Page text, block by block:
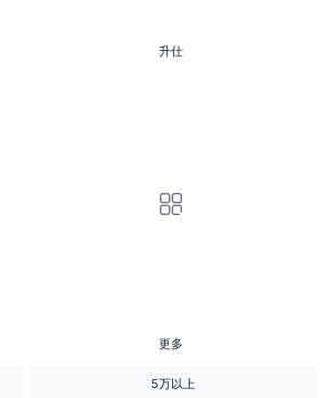
升仕
更多
5万以上